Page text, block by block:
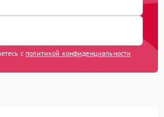
с политикой конфиденциальности